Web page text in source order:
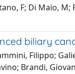
F; Di Maio,
biliary
Filippo;
Brandi,